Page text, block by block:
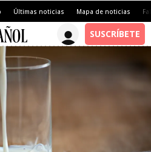
Últimas noticias Mapa de noticias